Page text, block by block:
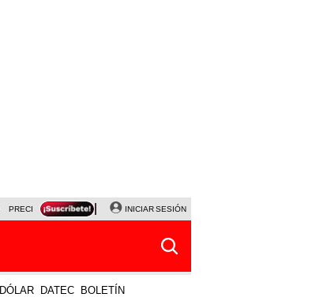
PRECIO DEL DÓLAR CORTE DE LUZ VIERNES 7 DE AGOSTO
INICIAR SESIÓN
DÓLAR DATEC BOLETÍN